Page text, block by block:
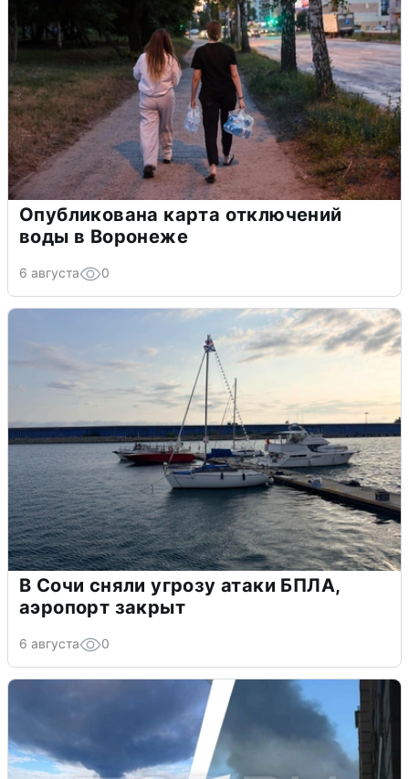
Опубликована карта отключений
воды в Воронеже
6 августа 0
В Сочи сняли угрозу атаки БПЛА,
аэропорт закрыт
6 августа 0